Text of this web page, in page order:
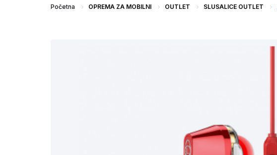
Početna OPREMA ZA MOBILNI OUTLET SLUSALICE OUTLET